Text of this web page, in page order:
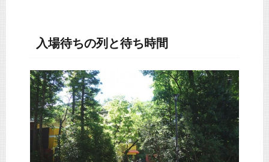
入場待ちの列と待ち時間